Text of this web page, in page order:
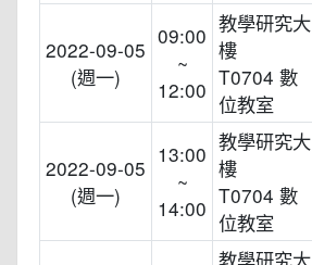
2022-09-05
(週一)
09:00
~
12:00
教學研究大
樓
T0704 數
位教室
2022-09-05
(週一)
13:00
~
14:00
教學研究大
樓
T0704 數
位教室
教學研究大